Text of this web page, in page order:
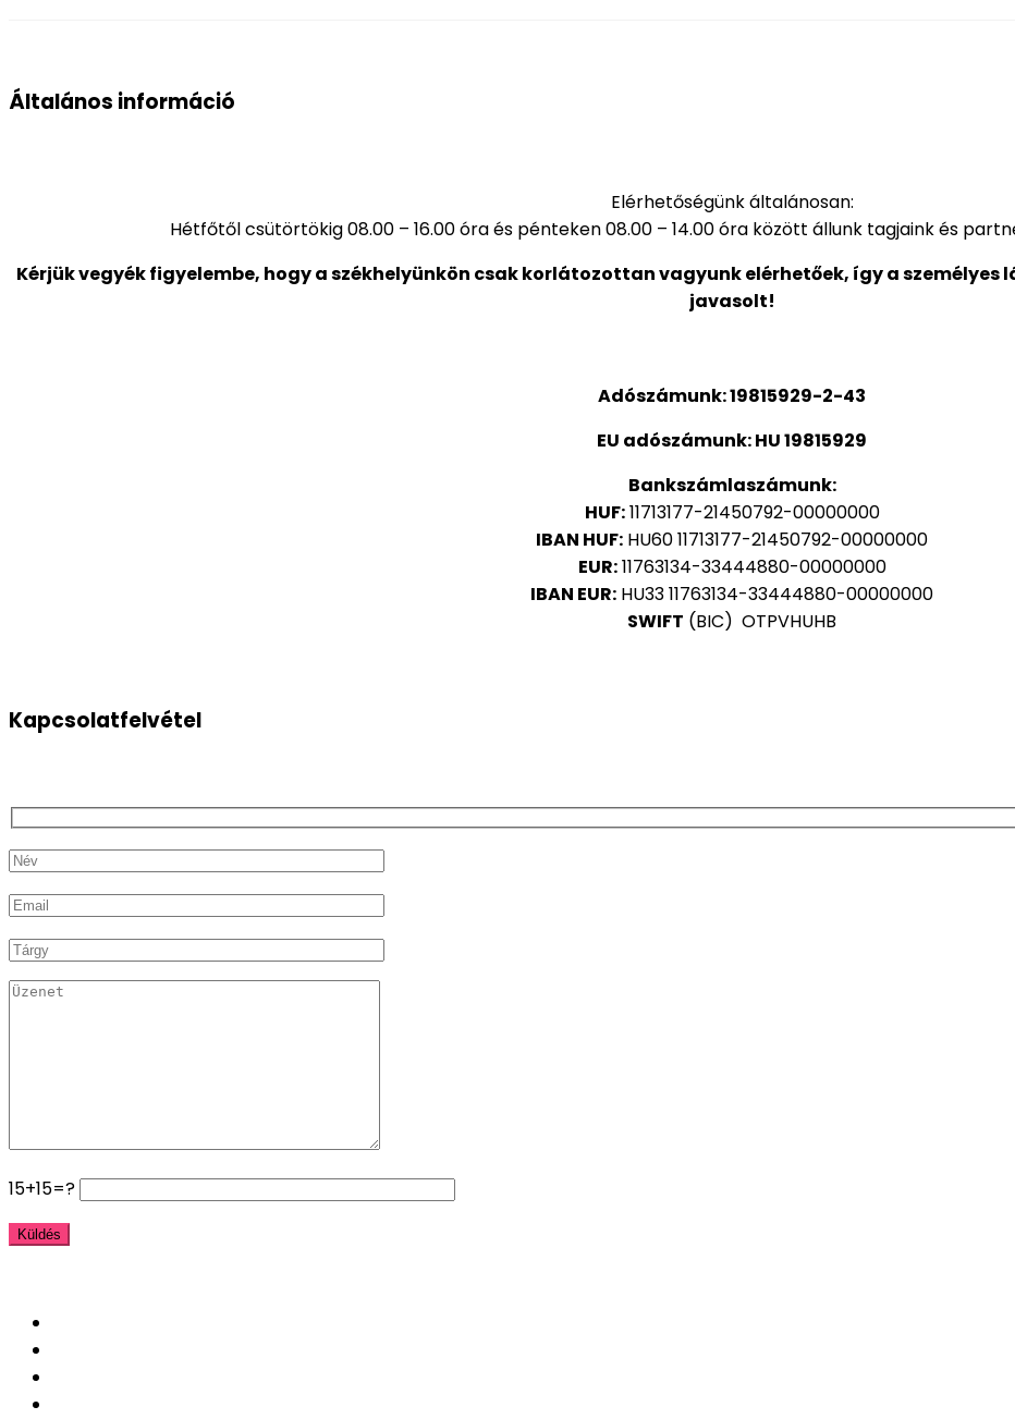
Általános információ
Elérhetőségünk általánosan:
Hétfőtől csütörtökig 08.00 – 16.00 óra és pénteken 08.00 – 14.00 óra között állunk tagjaink és
Kérjük vegyék figyelembe, hogy a székhelyünkön csak korlátozottan vagyunk elérhetőek, így a
javasolt!
Adószámunk: 19815929-2-43
EU adószámunk: HU 19815929
Bankszámlaszámunk:
HUF:11713177-21450792-00000000
IBAN HUF: HU60 11713177-21450792-00000000
EUR:11763134-33444880-00000000
IBAN EUR: HU33 11763134-33444880-00000000
SWIFT (BIC) OTPVHUHB
Kapcsolatfelvétel
15+15=?